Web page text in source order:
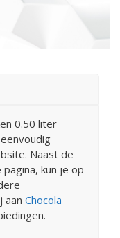
0.50 liter
Naast de
kun je op
aan Chocola